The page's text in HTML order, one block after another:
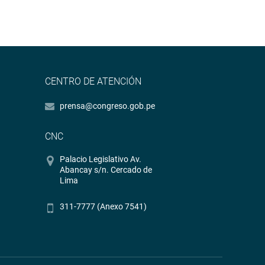
CENTRO DE ATENCIÓN
prensa@congreso.gob.pe
CNC
Palacio Legislativo Av.
Abancay s/n. Cercado de
Lima
311-7777 (Anexo 7541)